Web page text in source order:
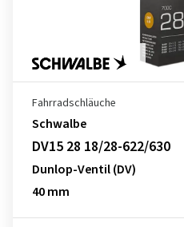
Fahrradschläuche
Schwalbe
DV15 28 18/28-622/630
Dunlop-Ventil (DV)
40 mm